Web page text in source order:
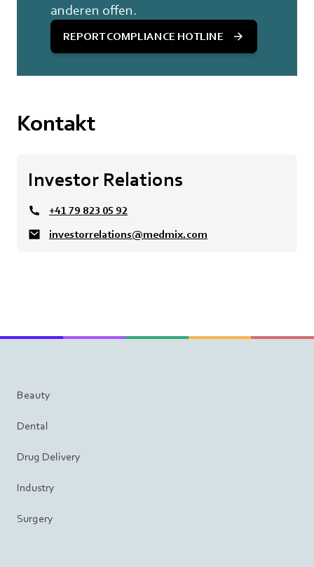
anderen offen.
REPORT COMPLIANCE HOTLINE
Kontakt
Investor Relations
+41 79 823 05 92
investorrelations@medmix.com
Beauty
Dental
Drug Delivery
Industry
Surgery